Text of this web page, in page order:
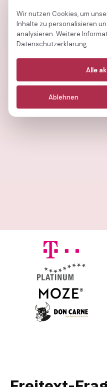
Wir nutzen Cookies, um
Inhalte zu personalisieren
analysieren. Weitere
Datenschutzerklärung.
(immer aktiv)
Analyse
Alle
Ablehnen